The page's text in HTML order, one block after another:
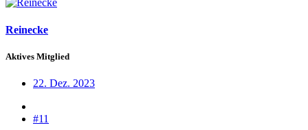
Reinecke
Aktives Mitglied
22. Dez. 2023
#11